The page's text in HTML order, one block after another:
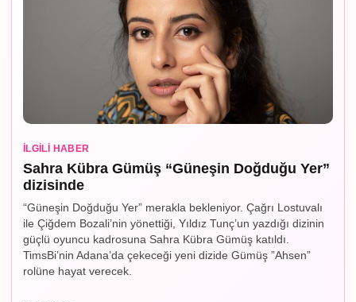
İLGILI HABER
Sahra Kübra Gümüş “Güneşin Doğduğu Yer”
dizisinde
“Güneşin Doğduğu Yer” merakla bekleniyor. Çağrı Lostuvalı
ile Çiğdem Bozali’nin yönettiği, Yıldız Tunç’un yazdığı dizinin
güçlü oyuncu kadrosuna Sahra Kübra Gümüş katıldı.
TimsBi’nin Adana’da çekeceği yeni dizide Gümüş ”Ahsen”
rolüne hayat verecek.